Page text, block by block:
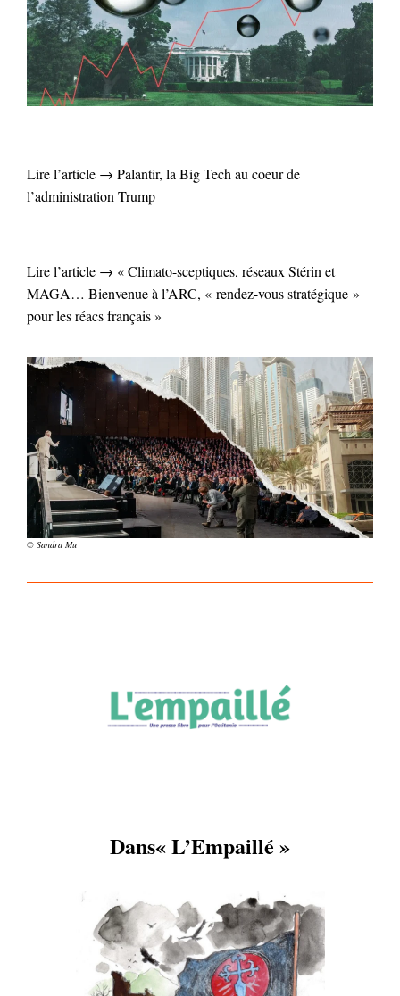
Lire l’article → Palantir, la Big Tech au coeur de
l’administration Trump
Lire l’article → « Climato-sceptiques, réseaux Stérin et
MAGA… Bienvenue à l’ARC, « rendez-vous stratégique »
pour les réacs français »
© Sandra Mu
Dans« L’Empaillé »